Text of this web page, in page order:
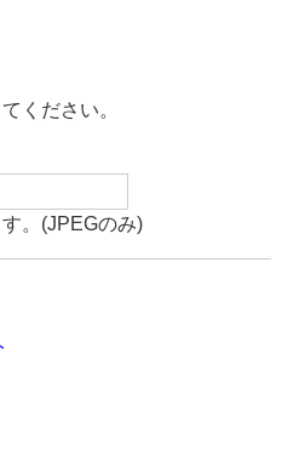
ください。
。(JPEGのみ)